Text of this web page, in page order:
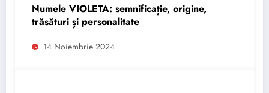
Numele VIOLETA: semnificație, origine,
trăsături și personalitate
14 Noiembrie 2024